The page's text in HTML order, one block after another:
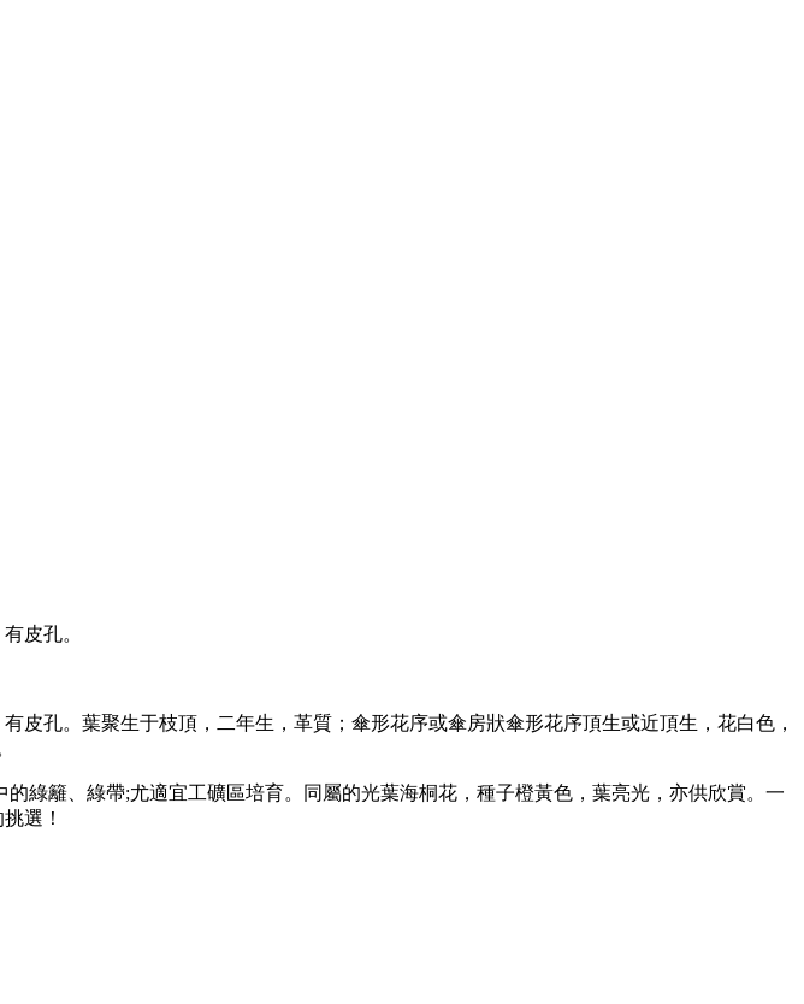
皮孔。
皮孔。葉聚生于枝頂，二年生，革質；傘形花序或傘房狀傘形花序頂生或近頂生，花白色，
綠籬、綠帶;尤適宜工礦區培育。同屬的光葉海桐花，種子橙黃色，葉亮光，亦供欣賞。一
選！